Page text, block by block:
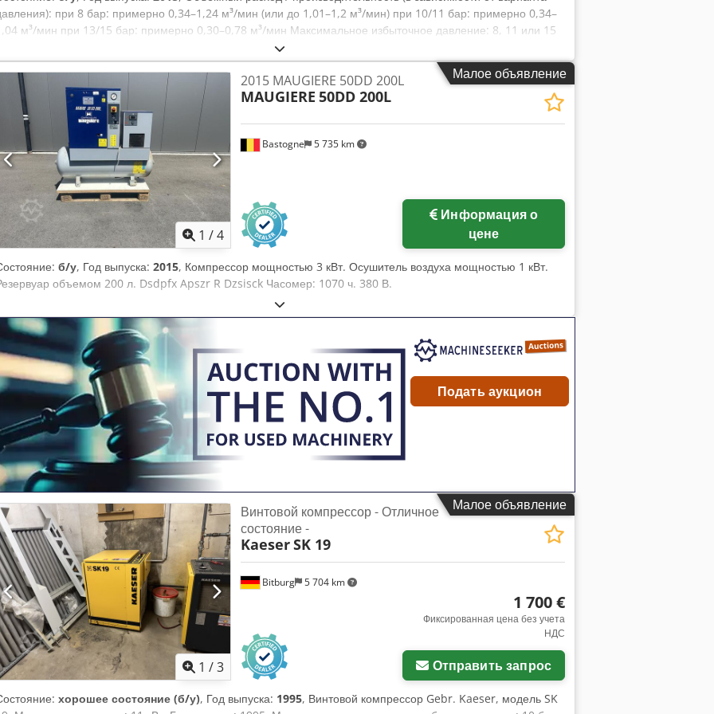
фотографии.
при 8 бар: примерно 0,34–1,24 м³/мин (или до 1,01–1,2 м³/мин) при 10/11 бар: примерно 0,34–
м³/мин при 13/15 бар: примерно 0,30–0,78 м³/мин Максимальное избыточное давление: 8, 11 или 15
бар (по выбору) Комплектация и размеры: Ресивер сжатого воздуха: 270 литров (расположен под основным
Рефрижераторный осушитель: встроенный (экологически безопасный хладагент) Уровень звукового
давления: примерно 63–66 дБ(А) (низкий уровень шума при работе) Габариты (Ш x Г x В): примерно 630 x
762 x 1100 мм Djdpfxjzrtr Uo Apiock Вес: примерно 220–240 кг (незначительно варьируется в зависимости
от комплектации) Электрическое подключение: 400 В / 3 фазы / 50 Гц
Малое объявление
1 /4
Bastogne 5 735 km
2015 MAUGIERE 50DD 200L
MAUGIERE 50DD 200L
цене
б/у, Год выпуска: 2015, Компрессор мощностью 3 кВт. Осушитель воздуха мощностью 1 кВт.
объемом 200 л. Dsdpfx Apszr R Dzsisck Часомер: 1070 ч. 380 В.
Подать аукцион
Малое объявление
1 /3
Bitburg 5 704 km
Винтовой компрессор - Отличное
состояние -
KaeserSK 19
1 700 €
Фиксированная цена без учета
НДС
Отправить запрос
хорошее состояние (б/у), Год выпуска: 1995, Винтовой компрессор Gebr. Kaeser, модель SK